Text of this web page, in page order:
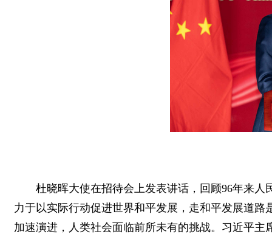
杜晓晖大使在招待会上发表讲话，回顾96年来
力于以实际行动促进世界和平发展，走和平发展道
加速演进，人类社会面临前所未有的挑战。习近平